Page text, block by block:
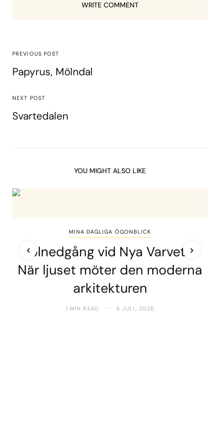
WRITE COMMENT
PREVIOUS POST
Papyrus, Mölndal
NEXT POST
Svartedalen
YOU MIGHT ALSO LIKE
MINA DAGLIGA ÖGONBLICK
Solnedgång vid Nya Varvet –
När ljuset möter den moderna
arkitekturen
1 MIN READ 8 JULI, 2026